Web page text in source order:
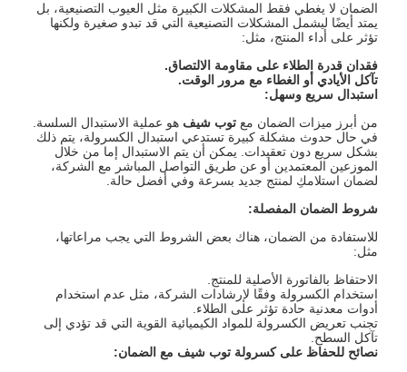
الضمان لا يغطي فقط المشكلات الكبيرة مثل العيوب التصنيعية، بل
يمتد أيضًا ليشمل المشكلات التصنيعية التي قد تبدو صغيرة ولكنها
تؤثر على أداء المنتج، مثل:
فقدان قدرة الطلاء على مقاومة الالتصاق.
تآكل الأيادي أو الغطاء مع مرور الوقت.
استبدال سريع وسهل:
من أبرز ميزات الضمان معتوب شيف هو عملية الاستبدال السلسة.
في حال حدوث مشكلة كبيرة تستدعي استبدال الكسرولة، يتم ذلك
بشكل سريع دون تعقيدات. يمكن أن يتم الاستبدال إما من خلال
الموزعين المعتمدين أو عن طريق التواصل المباشر مع الشركة،
لضمان استلامكِ لمنتج جديد بسرعة وفي أفضل حالة.
شروط الضمان المفصلة:
للاستفادة من الضمان، هناك بعض الشروط التي يجب مراعاتها،
مثل:
الاحتفاظ بالفاتورة الأصلية للمنتج.
استخدام الكسرولة وفقًا لإرشادات الشركة، مثل عدم استخدام
أدوات معدنية حادة تؤثر على الطلاء.
تجنب تعريض الكسرولة للمواد الكيميائية القوية التي قد تؤدي إلى
تآكل السطح.
نصائح للحفاظ على كسرولة توب شيف مع الضمان: